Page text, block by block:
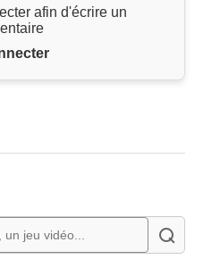
afin d'écrire un